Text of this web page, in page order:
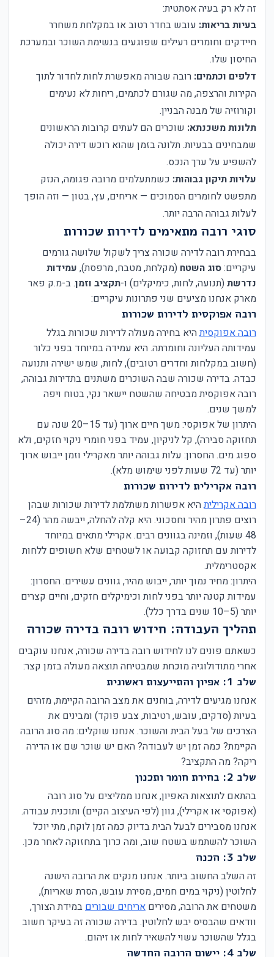
זה לא רק בעיה אסתטית:
בעיות בריאות: עובש בחדר רטוב או במקלחת משחרר
חיידקים וחומרים רעילים שפוגעים בנשימת השוכר ובמערכת
החיסון שלו.
דלפים וכתמים: רובה שבורה מאפשרת לחות לחדור לתוך
הקירות והרצפה, מה שגורם לכתמים, ריחות לא נעימים
וקורוזיה של מבנה הבניין.
תלונות משכנתא: שוכרים הם לעתים קרובות הראשונים
שמבחינים בבעיות. תלונה בזמן שהוא רוכש דירה יכולה
להשפיע על ערך הנכס.
עלויות תיקון גבוהות: כשמתעלמים מרובה פגומה, הנזק
מתפשט לחומרים הסמוכים — אריחים, עץ, בטון — וזה הופך
לעלות גבוהה הרבה יותר.
סוגי רובה מתאימים לדירות שכורות
בבחירת רובה לדירה שכורה צריך לשקול שלושה גורמים
עיקריים:סוג השטח (מקלחת, מטבח, מרפסת), עמידות
נדרשת (תנועה, לחות, כימיקלים) ו-תקציב וזמן. ב-מ.ק פאר
מארק אנחנו מציעים שני פתרונות עיקריים:
רובה אפוקסית לדירות שכורות
רובה אפוקסיתהיא בחירה מעולה לדירות שכורות בגלל
עמידותה העליונה וחומרתה. היא עמידה במיוחד בפני כלור
(חשוב במקלחות וחדרים רטובים), לחות, שמש ישירה ותנועה
כבדה. בדירה שכורה שבה השוכרים משתנים בתדירות גבוהה,
רובה אפוקסית מבטיחה שהשטח יישאר נקי, בטוח ויפה
למשך שנים.
היתרון של אפוקסי: משך חיים ארוך (עד 15–20 שנה עם
תחזוקה סבירה), קל לניקיון, עמיד בפני חומרי ניקוי חזקים, ולא
ספוג מים. החסרון: עלות גבוהה יותר מאקרילי וזמן ייבוש ארוך
יותר (עד 72 שעות לפני שימוש מלא).
רובה אקרילית לדירות שכורות
רובה אקריליתהיא אפשרות משתלמת לדירות שכורות שבהן
רוצים פתרון מהיר וחסכוני. היא קלה להחלה, ייבשה מהר (24–
48 שעות), וזמינה בגוונים רבים. אקרילי מתאים במיוחד
לדירות עם תחזוקה קבועה או לשטחים שלא חשופים ללחות
אקסטרימלית.
היתרון: מחיר נמוך יותר, ייבוש מהיר, גוונים עשירים. החסרון:
עמידות קטנה יותר בפני לחות וכימיקלים חזקים, וחיים קצרים
יותר (5–10 שנים בדרך כלל).
תהליך העבודה: חידוש רובה בדירה שכורה
כשאתם פונים לנו לחידוש רובה בדירה שכורה, אנחנו עוקבים
אחרי מתודולוגיה מוכחת שמבטיחה תוצאה מעולה בזמן קצר:
שלב 1: אפיון והתייעצות ראשונית
אנחנו מגיעים לדירה, בוחנים את מצב הרובה הקיימת, מזהים
בעיות (סדקים, עובש, רטיבות, צבע פוקד) ומבינים את
הצרכים של בעל הבית והשוכר. אנחנו שוקלים: מה סוג הרובה
הקיימת? כמה זמן יש לעבודה? האם יש שוכר שם או הדירה
ריקה? מה התקציב?
שלב 2: בחירת חומר ותכנון
בהתאם לתוצאות האפיון, אנחנו ממליצים על סוג רובה
(אפוקסי או אקרילי), גוון (לפי העיצוב הקיים) ותוכנית עבודה.
אנחנו מסבירים לבעל הבית בדיוק כמה זמן לוקח, מתי יוכל
השוכר להשתמש בשטח שוב, ומה כרוך בתחזוקה לאחר מכן.
שלב 3: הכנה
זה השלב החשוב ביותר. אנחנו מנקים את הרובה הישנה
לחלוטין (ניקוי במים חמים, מסירת עובש, הסרת שאריות),
משטחים את הרובה, מסירים אריחים שבורים במידת הצורך,
וודאים שהבסיס יבש לחלוטין. בדירה שכורה זה בעיקר חשוב
בגלל שהשוכר עשוי להשאיר לחות או זיהום.
שלב 4: יישום הרובה החדשה